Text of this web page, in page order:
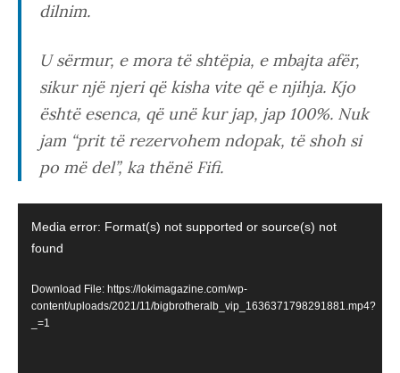
dilnim.
U sërmur, e mora të shtëpia, e mbajta afër,
sikur një njeri që kisha vite që e njihja. Kjo
është esenca, që unë kur jap, jap 100%. Nuk
jam “prit të rezervohem ndopak, të shoh si
po më del”, ka thënë Fifi.
Player
Media error: Format(s) not supported or source(s) not
found
Download File: https://lokimagazine.com/wp-
content/uploads/2021/11/bigbrotheralb_vip_1636371798291881.mp4?
_=1